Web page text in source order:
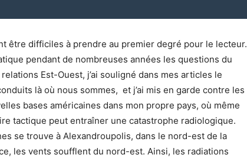
être difficiles à prendre au premier degré pour le lecteur.
pendant de nombreuses années les questions du
Est-Ouest, j’ai souligné dans mes articles le
là où nous sommes, et j’ai mis en garde contre les
bases américaines dans mon propre pays, où même
tactique peut entraîner une catastrophe radiologique.
se trouve à Alexandroupolis, dans le nord-est de la
les vents soufflent du nord-est. Ainsi, les radiations